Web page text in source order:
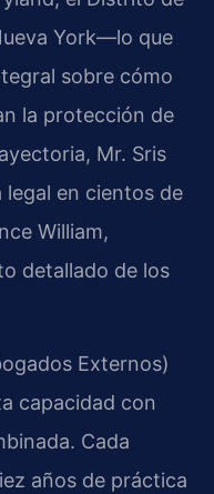
York—lo que
sobre cómo
la protección de
Mr. Sris
legal en cientos de
William,
detallado de los
Externos)
capacidad con
Cada
años de práctica